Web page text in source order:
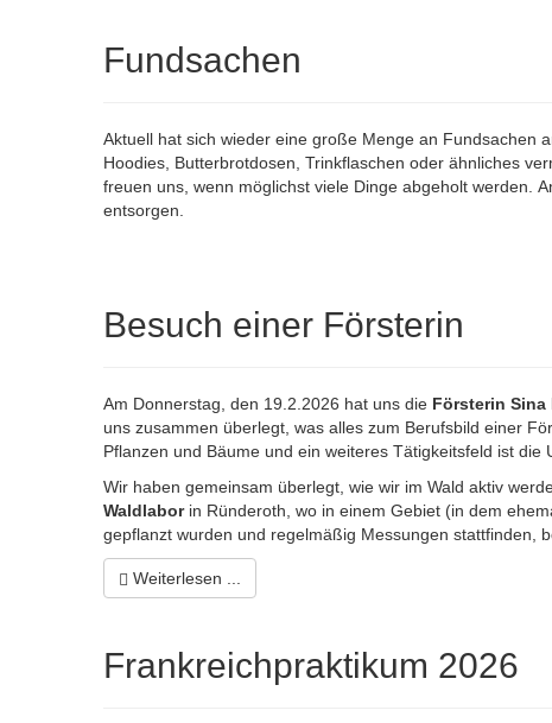
Fundsachen
Aktuell hat sich wieder eine große Menge an Fundsachen
Hoodies, Butterbrotdosen, Trinkflaschen oder ähnliches
freuen uns, wenn möglichst viele Dinge abgeholt werden.
entsorgen.
Besuch einer Försterin
Am Donnerstag, den 19.2.2026 hat uns die Försterin Sina
uns zusammen überlegt, was alles zum Berufsbild einer
Pflanzen und Bäume und ein weiteres Tätigkeitsfeld ist die
Wir haben gemeinsam überlegt, wie wir im Wald aktiv
Waldlaborin Ründeroth, wo in einem Gebiet (in dem
gepflanzt wurden und regelmäßig Messungen stattfinden,
Weiterlesen ...
Frankreichpraktikum 2026